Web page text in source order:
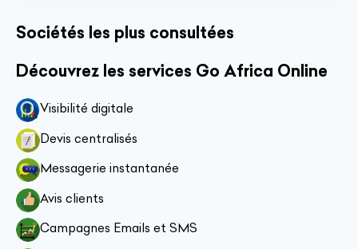
Sociétés les plus consultées
Découvrez les services Go Africa Online
Visibilité digitale
Devis centralisés
Messagerie instantanée
Avis clients
Campagnes Emails et SMS